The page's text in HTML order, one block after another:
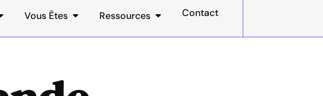
Vous Êtes Ressources Contact